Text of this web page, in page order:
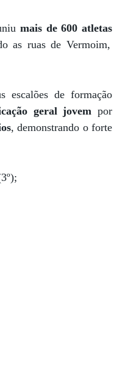
mais de 600 atletas
as ruas de Vermoim,
escalões de formação
geral jovem por
, demonstrando o forte